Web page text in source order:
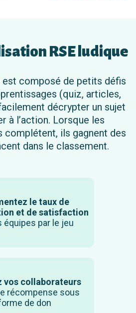
RSE ludique
est composé de petits défis
(quiz, articles,
décrypter un sujet
à l’action. Lorsque les
complétent, ils gagnent des
dans le classement.
le taux de
et de satisfaction
équipes par le jeu
vos collaborateurs
récompense sous
de don